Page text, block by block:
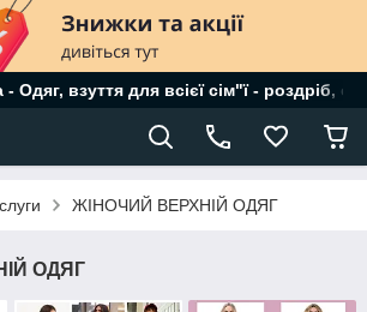
Одяг, взуття для всієї сім"ї - роздріб,
ЖІНОЧИЙ ВЕРХНІЙ ОДЯГ
ОДЯГ